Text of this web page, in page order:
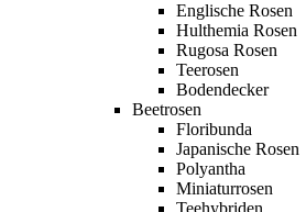
Englische Rosen
Hulthemia Rosen
Rugosa Rosen
Teerosen
Bodendecker
Beetrosen
Floribunda
Japanische Rosen
Polyantha
Miniaturrosen
Teehybriden